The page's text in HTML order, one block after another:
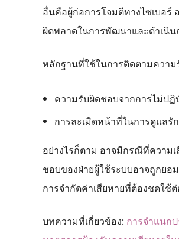
อื่นคือผู้ก่อการโจมตีทางไซเบอร์
ผิดพลาดในการพัฒนาและดำเนิน
หลักฐานที่ใช้ในการติดตามความ
ความรับผิดชอบจากการไม่ป
การละเมิดหน้าที่ในการดูแลรั
อย่างไรก็ตาม อาจมีกรณีที่ความ
ชอบของฝ่ายผู้ใช้ระบบอาจถูกย
การจำกัดค่าเสียหายที่ต้องชดใช้
บทความที่เกี่ยวข้อง: การจำแนก